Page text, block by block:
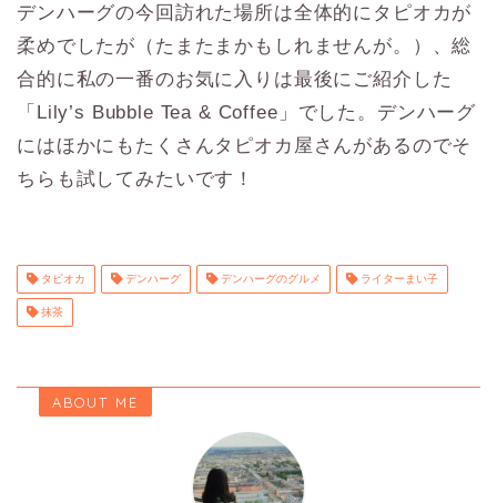
デンハーグの今回訪れた場所は全体的にタピオカが
柔めでしたが（たまたまかもしれませんが。）、総
合的に私の一番のお気に入りは最後にご紹介した
「Lily’s Bubble Tea & Coffee」でした。デンハーグ
にはほかにもたくさんタピオカ屋さんがあるのでそ
ちらも試してみたいです！
タピオカ デンハーグ デンハーグのグルメ ライターまい子
抹茶
ABOUT ME